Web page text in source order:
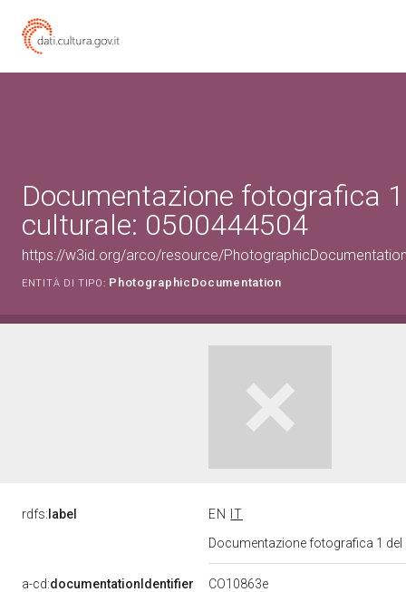
Documentazione fotografica
culturale: 0500444504
https://w3id.org/arco/resource/
ENTITÀ DI TIPO: PhotographicDocumentation
rdfs: label EN
IT
Documentazione fotografica 1
a-cd:documentationIdentifier CO10863e